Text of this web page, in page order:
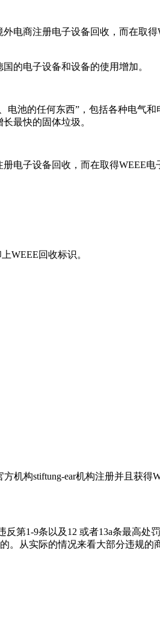
电商注册电子设备回收，而在取
的电子设备和设备的使用增加。
电池的任何东西”，包括各种电
最快的固体垃圾。
电子设备回收，而在取得WEEE
WEEE回收标识。
机构stiftung-ear机构注册并且获
第1-9条以及12 或者13a条最高处
从实际的情况来看大部分违规